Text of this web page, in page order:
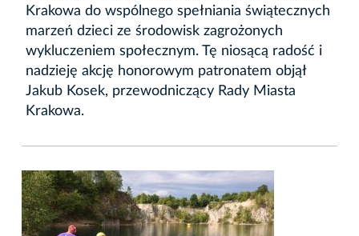
Krakowa do wspólnego spełniania świątecznych
marzeń dzieci ze środowisk zagrożonych
wykluczeniem społecznym. Tę niosącą radość i
nadzieję akcję honorowym patronatem objął
Jakub Kosek, przewodniczący Rady Miasta
Krakowa.